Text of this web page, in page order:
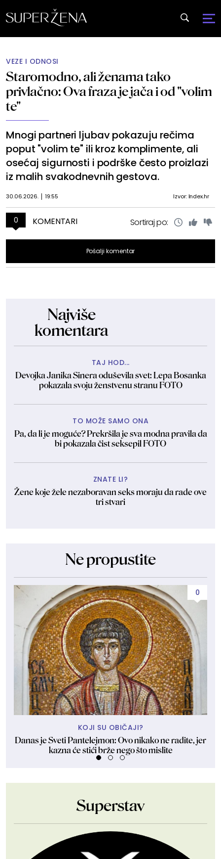
VEZE I ODNOSI
Staromodno, ali ženama tako
privlačno: Ova fraza je jača i od "volim
te"
Mnogi partneri ljubav pokazuju rečima
poput "volim te" ili kroz komplimente, ali
osećaj sigurnosti i podrške često proizlazi
iz malih svakodnevnih gestova.
30.06.2026. 19:55 Izvor: Index.hr
0 KOMENTARI Sortiraj po:
Pošalji komentar
Najviše
komentara
TAJ HOD...
Devojka Janika Sinera oduševila svet: Lepa Bosanka
pokazala svoju ženstvenu stranu FOTO
TO MOŽE SAMO ONA
Pa, da li je moguće? Prekršila je sva modna pravila da
bi pokazala čist seksepil FOTO
ZNATE LI?
Žene koje žele nezaboravan seks moraju da rade ove
tri stvari
Ne propustite
0
KOJI SU OBIČAJI?
Danas je Sveti Pantelejmon: Ovo nikako ne radite, jer
kazna će stići brže nego što mislite
Superstav